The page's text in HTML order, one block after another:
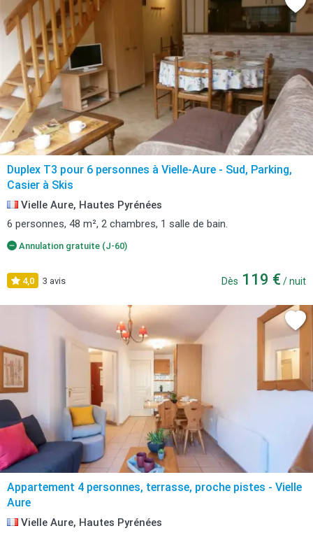
Duplex T3 pour 6 personnes à Vielle-Aure - Sud, Parking,
Casier à Skis
Vielle Aure, Hautes Pyrénées
6 personnes, 48 m², 2 chambres, 1 salle de bain.
Annulation gratuite (J-60)
4,0 3 avis Dès 119 € / nuit
Appartement 4 personnes, terrasse, proche pistes - Vielle
Aure
Vielle Aure, Hautes Pyrénées